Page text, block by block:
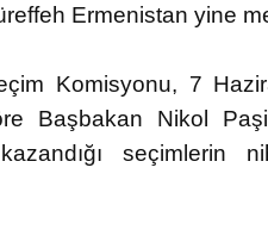
Ermenistan yine
Komisyonu, 7
Başbakan Nikol
seçimlerin